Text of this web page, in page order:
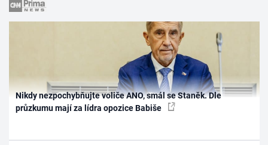
Nikdy nezpochybňujte voliče ANO, smál se Staněk. Dle
průzkumu mají za lídra opozice Babiše